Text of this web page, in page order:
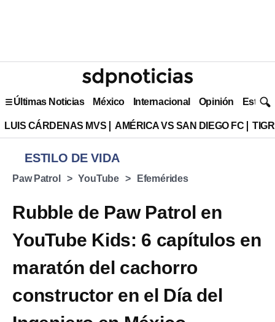
Últimas Noticias México Internacional Opinión Estilo
LUIS CÁRDENAS MVS AMÉRICA VS SAN DIEGO FC
ESTILO DE VIDA
Paw Patrol YouTube Efemérides
Rubble de Paw Patrol en
YouTube Kids: 6 capítulos en
maratón del cachorro
constructor en el Día del